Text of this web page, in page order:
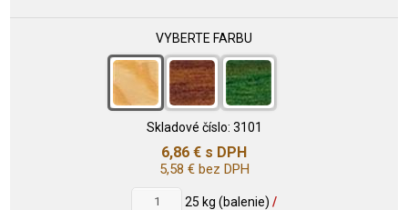
VYBERTE FARBU
Skladové číslo: 3101
6,86 € s DPH
5,58 €bez DPH
25 kg (balenie) /